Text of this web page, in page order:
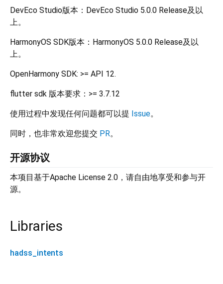
DevEco Studio版本：DevEco Studio 5.0.0 Release及以
上。
HarmonyOS SDK版本：HarmonyOS 5.0.0 Release及以
上。
OpenHarmony SDK: >= API 12.
flutter sdk 版本要求：>= 3.7.12
使用过程中发现任何问题都可以提 Issue。
同时，也非常欢迎您提交 PR。
开源协议
本项目基于Apache License 2.0，请自由地享受和参与开
源。
Libraries
hadss_intents